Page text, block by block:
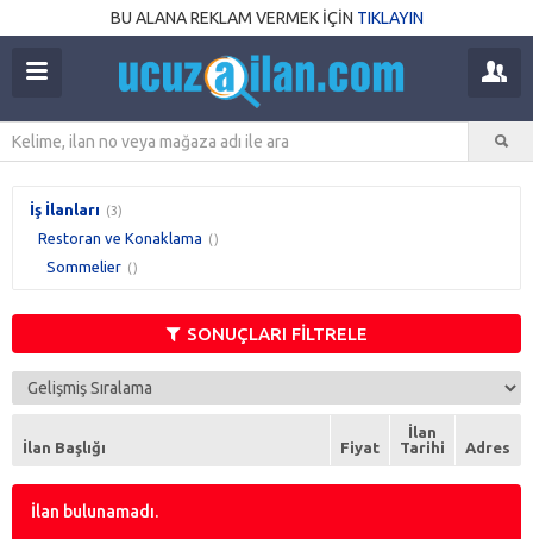
BU ALANA REKLAM VERMEK İÇİN TIKLAYIN
İş İlanları (3)
Restoran ve Konaklama ()
Sommelier ()
SONUÇLARI FİLTRELE
İlan Başlığı Fiyat
İlan
Tarihi
Adres
İlan bulunamadı.